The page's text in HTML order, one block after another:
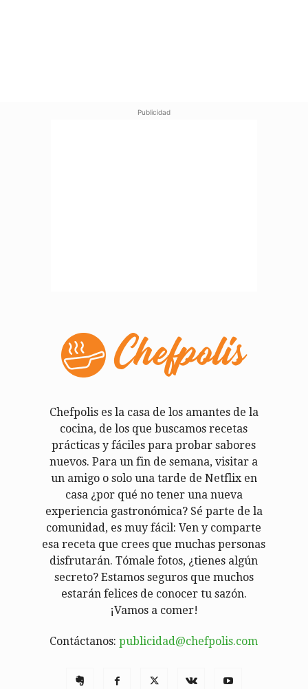
Publicidad
Chefpolis es la casa de los amantes de la
cocina, de los que buscamos recetas
prácticas y fáciles para probar sabores
nuevos. Para un fin de semana, visitar a
un amigo o solo una tarde de Netflix en
casa ¿por qué no tener una nueva
experiencia gastronómica? Sé parte de la
comunidad, es muy fácil: Ven y comparte
esa receta que crees que muchas personas
disfrutarán. Tómale fotos, ¿tienes algún
secreto? Estamos seguros que muchos
estarán felices de conocer tu sazón.
¡Vamos a comer!
Contáctanos:publicidad@chefpolis.com